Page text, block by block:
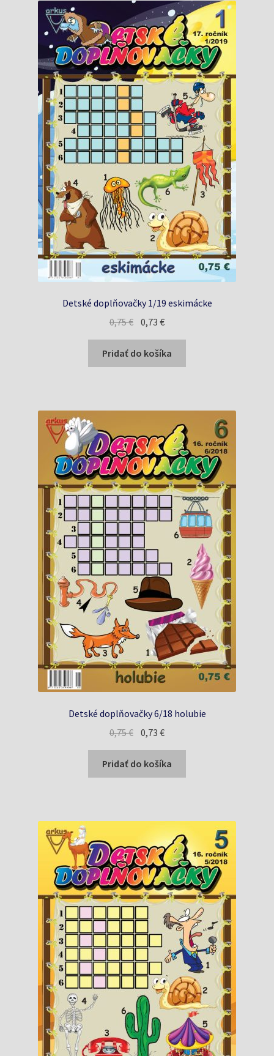
Detské doplňovačky 1/19 eskimácke
0,75€ Pôvodná
cena
bola:
0,75 €.
0,73€Aktuálna
cena
je:
0,73 €.
Pridať do košíka
Detské doplňovačky 6/18 holubie
0,75€ Pôvodná
bola:
0,75 €.
0,73€Aktuálna
je:
0,73 €.
Pridať do košíka